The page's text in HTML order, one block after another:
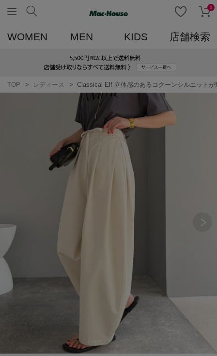
0
WOMEN MEN KIDS 店舗検索
TOP レディース Classical Elf 立体感のあるコクーンシルエット